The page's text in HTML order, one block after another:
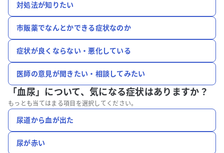
対処法が知りたい
市販薬でなんとかできる症状なのか
症状が良くならない・悪化している
医師の意見が聞きたい・相談してみたい
「血尿」について、 気になる症状はありますか？
もっとも当てはまる項目を選択してください。
尿道から血が出た
尿が赤い